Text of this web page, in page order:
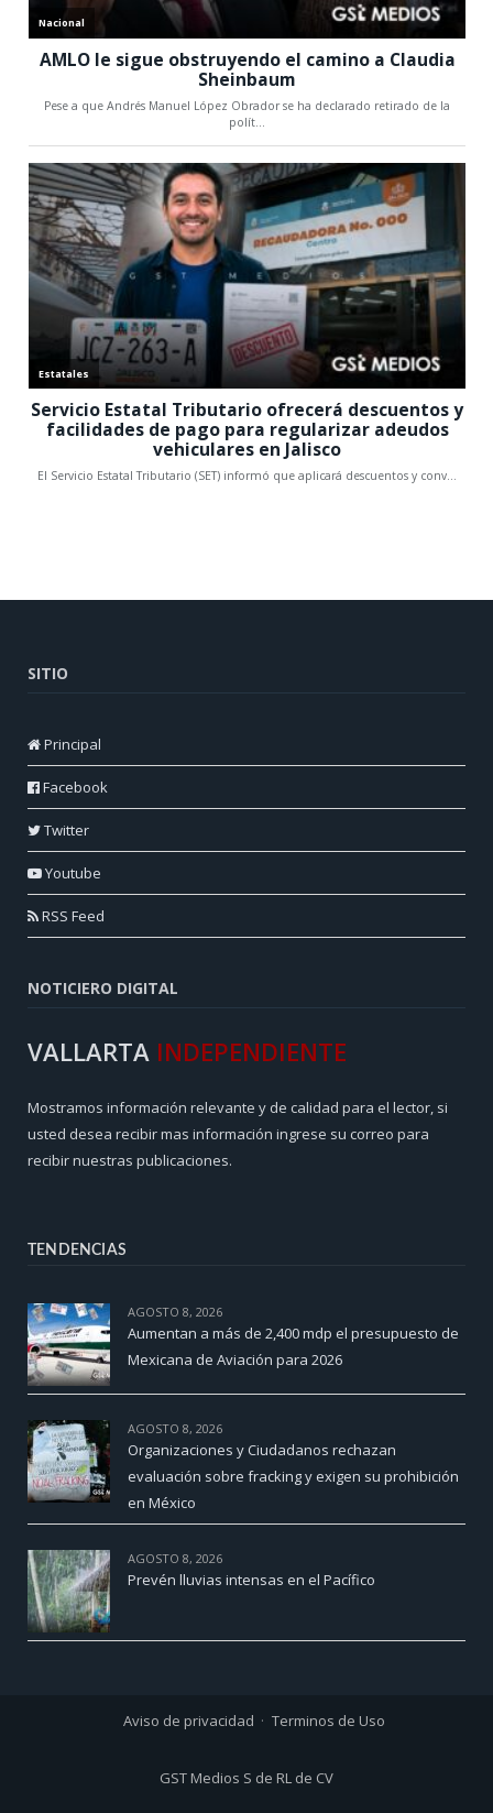
SITIO
Principal
Facebook
Twitter
Youtube
RSS Feed
NOTICIERO DIGITAL
VALLARTA INDEPENDIENTE
Mostramos información relevante y de calidad para el lector, si
usted desea recibir mas información ingrese su correo para
recibir nuestras publicaciones.
TENDENCIAS
AGOSTO 8, 2026
Aumentan a más de 2,400 mdp el presupuesto de
Mexicana de Aviación para 2026
AGOSTO 8, 2026
Organizaciones y Ciudadanos rechazan
evaluación sobre fracking y exigen su prohibición
en México
AGOSTO 8, 2026
Prevén lluvias intensas en el Pacífico
Aviso de privacidad Terminos de Uso
GST Medios S de RL de CV